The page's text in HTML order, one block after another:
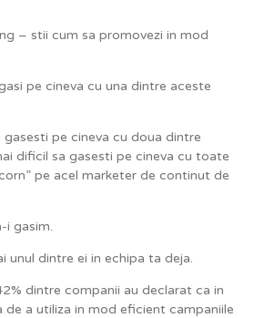
– stii cum sa promovezi in mod
pe cineva cu una dintre aceste
pe cineva cu doua dintre
dificil sa gasesti pe cineva cu toate
pe acel marketer de continut de
i gasim.
unul dintre ei in echipa ta deja.
dintre companii au declarat ca in
de a utiliza in mod eficient campaniile